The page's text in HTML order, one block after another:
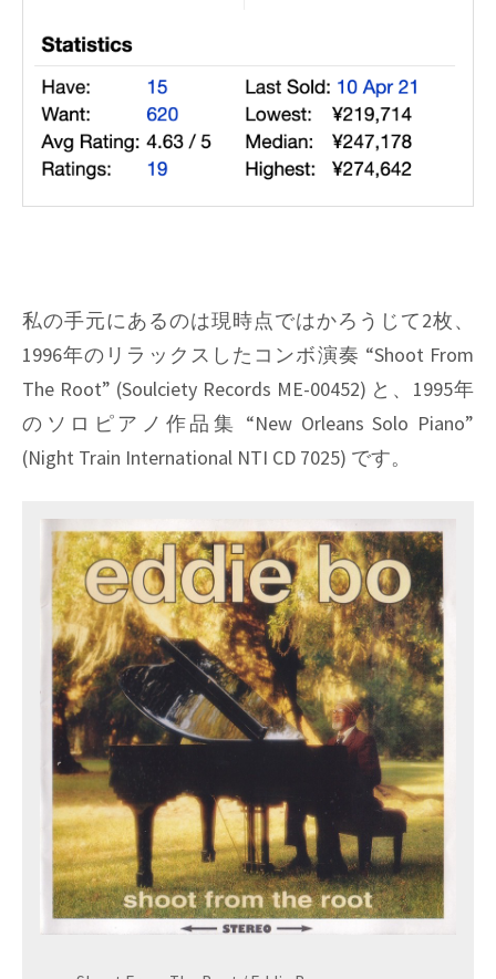
私の手元にあるのは現時点ではかろうじて2枚、
1996年のリラックスしたコンボ演奏 “Shoot From
The Root” (Soulciety Records ME-00452) と、1995年
のソロピアノ作品集 “New Orleans Solo Piano”
(Night Train International NTI CD 7025) です。